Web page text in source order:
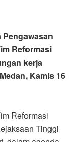
Reformasi
kerja
Kamis 16
Reformasi
Tinggi